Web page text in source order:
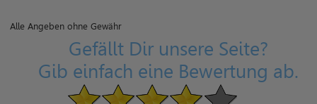
Alle Angeben ohne Gewähr
Gefällt Dir unsere Seite?
Gib einfach eine Bewertung ab.